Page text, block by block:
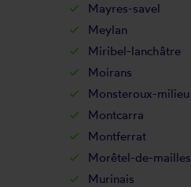
Mayres-savel
Meylan
Miribel-lanchâtre
Moirans
Monsteroux-milieu
Montcarra
Montferrat
Morêtel-de-mailles
Murinais